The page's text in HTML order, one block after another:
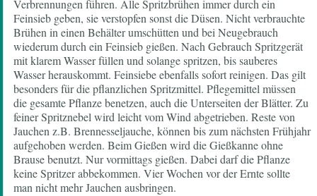
Verbrennungen führen. Alle Spritzbrühen immer durch ein
Feinsieb geben, sie verstopfen sonst die Düsen. Nicht verbrauchte
Brühen in einen Behälter umschütten und bei Neugebrauch
wiederum durch ein Feinsieb gießen. Nach Gebrauch Spritzgerät
mit klarem Wasser füllen und solange spritzen, bis sauberes
Wasser herauskommt. Feinsiebe ebenfalls sofort reinigen. Das gilt
besonders für die pflanzlichen Spritzmittel. Pflegemittel müssen
die gesamte Pflanze benetzen, auch die Unterseiten der Blätter. Zu
feiner Spritznebel wird leicht vom Wind abgetrieben. Reste von
Jauchen z.B. Brennesseljauche, können bis zum nächsten Frühjahr
aufgehoben werden. Beim Gießen wird die Gießkanne ohne
Brause benutzt. Nur vormittags gießen. Dabei darf die Pflanze
keine Spritzer abbekommen. Vier Wochen vor der Ernte sollte
man nicht mehr Jauchen ausbringen.